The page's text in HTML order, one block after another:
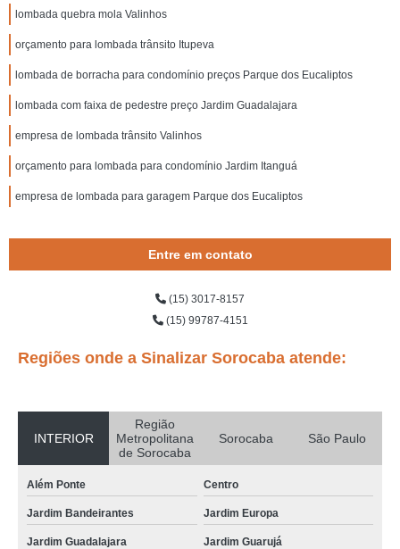
lombada quebra mola Valinhos
orçamento para lombada trânsito Itupeva
lombada de borracha para condomínio preços Parque dos Eucaliptos
lombada com faixa de pedestre preço Jardim Guadalajara
empresa de lombada trânsito Valinhos
orçamento para lombada para condomínio Jardim Itanguá
empresa de lombada para garagem Parque dos Eucaliptos
Entre em contato
(15) 3017-8157
(15) 99787-4151
Regiões onde a Sinalizar Sorocaba atende:
INTERIOR
Região
Metropolitana
de Sorocaba
Sorocaba São Paulo
Além Ponte Centro
Jardim Bandeirantes Jardim Europa
Jardim Guadalajara Jardim Guarujá